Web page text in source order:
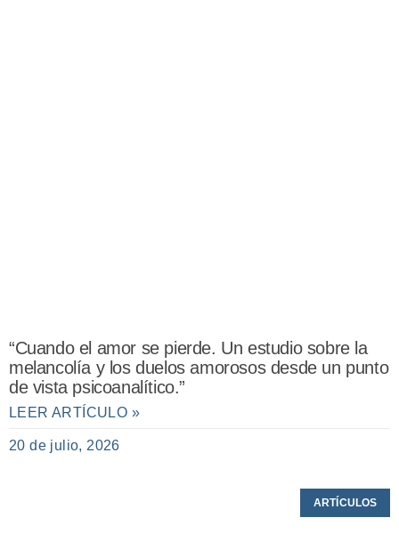
“Cuando el amor se pierde. Un estudio sobre la
melancolía y los duelos amorosos desde un punto
de vista psicoanalítico.”
LEER ARTÍCULO »
20 de julio, 2026
ARTÍCULOS